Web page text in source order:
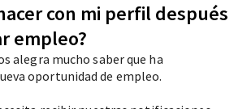
con mi perfil después
empleo?
alegra mucho saber que ha
oportunidad de empleo.